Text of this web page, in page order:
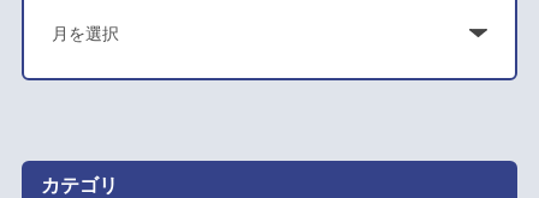
ア
カ
カテゴリ